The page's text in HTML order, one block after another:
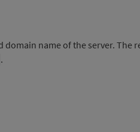
name of the server. The
.